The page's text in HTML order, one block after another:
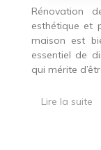
Rénovation
esthétique et
maison est
essentiel de
qui mérite
Lire la suite